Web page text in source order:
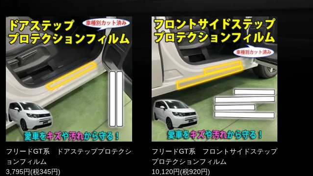
フリードGT系 ドアステッププロテクシ
ョンフィルム
3,795円(税345円)
フリードGT系 フロントサイドステップ
プロテクションフィルム
10,120円(税920円)